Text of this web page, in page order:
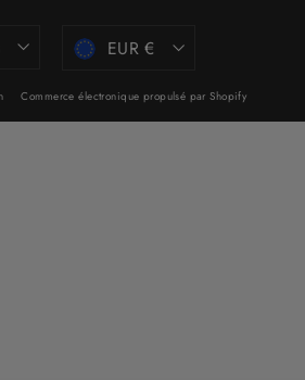
Devise
EUR €
Commerce électronique propulsé par Shopify